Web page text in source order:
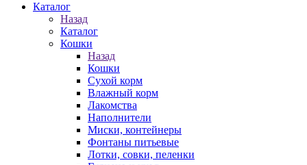
Каталог
Назад
Каталог
Кошки
Назад
Кошки
Сухой корм
Влажный корм
Лакомства
Наполнители
Миски, контейнеры
Фонтаны питьевые
Лотки, совки, пеленки